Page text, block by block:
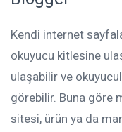
Kendi internet
okuyucu kitlesine
ulaşabilir ve
görebilir. Buna göre
sitesi, ürün ya da